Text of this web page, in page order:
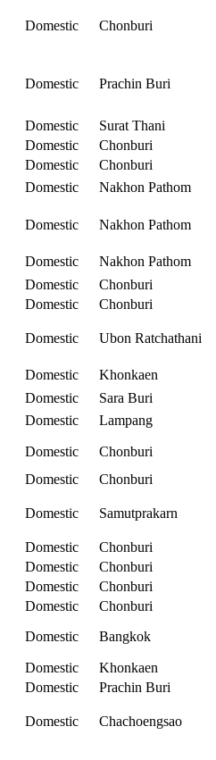
Domestic Chonburi
Domestic Prachin Buri
Domestic
Surat Thani
Domestic
Chonburi
Domestic
Chonburi
Domestic Nakhon Pathom
Domestic Nakhon Pathom
Domestic
Nakhon Pathom
Domestic
Chonburi
Domestic Chonburi
Domestic Ubon Ratchathani
Domestic
Khonkaen
Domestic
Sara Buri
Domestic Lampang
Domestic
Chonburi
Domestic Chonburi
Domestic Samutprakarn
Domestic
Chonburi
Domestic
Chonburi
Domestic
Chonburi
Domestic
Chonburi
Domestic Bangkok
Domestic
Khonkaen
Domestic Prachin Buri
Domestic Chachoengsao